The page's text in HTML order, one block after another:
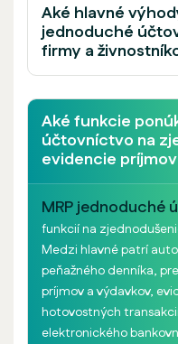
Aké hlavné
jednoduché
firmy a
Aké funkcie
účtovníctvo na
evidencie
MRP jednoduché
funkcií na
Medzi hlavné patrí
peňažného denníka,
príjmov a výdavkov,
hotovostných
elektronického